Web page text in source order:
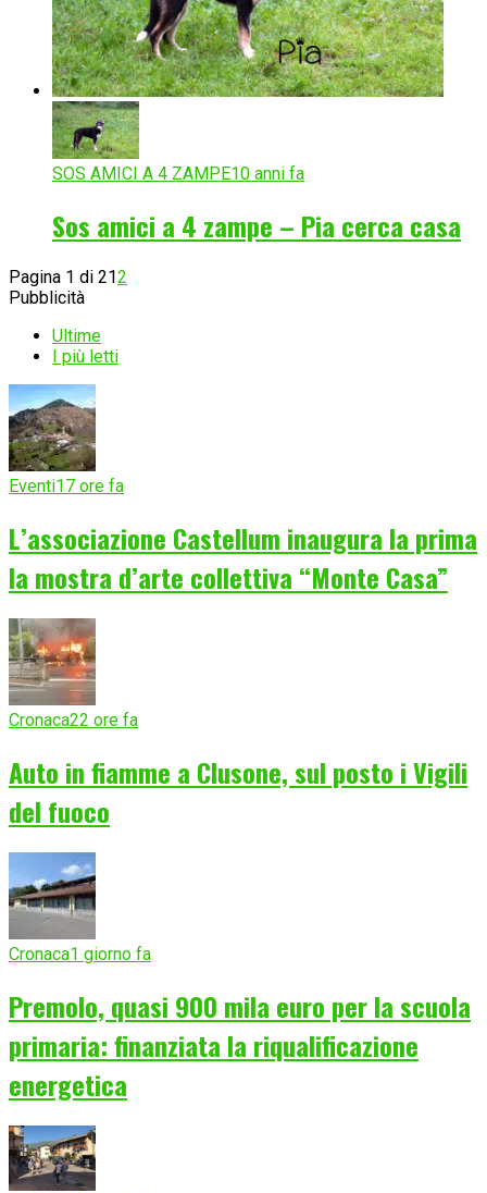
SOS AMICI A 4 ZAMPE10 anni fa
Sos amici a 4 zampe – Pia cerca casa
Pagina 1 di 212
Pubblicità
Ultime
I più letti
Eventi17 ore fa
L’associazione Castellum inaugura la prima
la mostra d’arte collettiva “Monte Casa”
Cronaca22 ore fa
Auto in fiamme a Clusone, sul posto i Vigili
del fuoco
Cronaca1 giorno fa
Premolo, quasi 900 mila euro per la scuola
primaria: finanziata la riqualificazione
energetica